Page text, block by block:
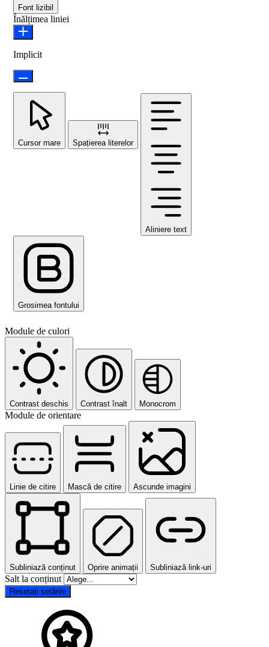
Font lizibil
Înălțimea liniei
Implicit
Cursor mare Spațierea literelor
Aliniere text
Grosimea fontului
Module de culori
Contrast deschis Contrast înalt Monocrom
Module de orientare
Linie de citire Mască de citire Ascunde imagini
Subliniază conținut Oprire animații Subliniază link-uri
Salt la conținut
Resetați setările